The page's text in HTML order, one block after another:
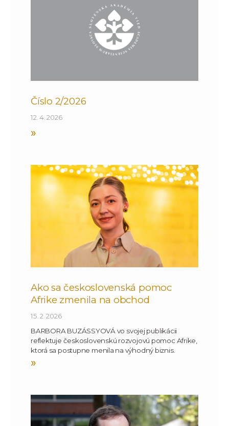
Číslo 2/2026
12. 4. 2026
»
Ako sa československá pomoc
Afrike zmenila na obchod
15. 2. 2026
BARBORA BUZÁSSYOVÁ vo svojej publikácii
reflektuje československú rozvojovú pomoc Afrike,
ktorá sa postupne menila na výhodný biznis.
»